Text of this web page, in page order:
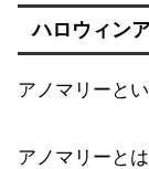
ハロウィン
アノマリーと
アノマリーと